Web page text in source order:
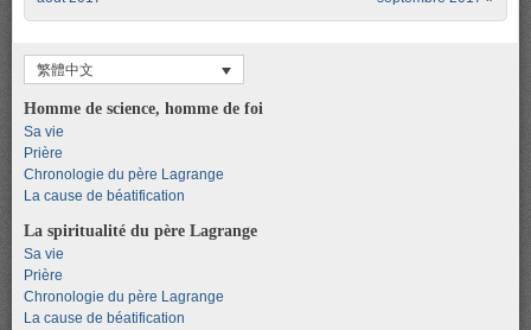
繁體中文
Homme de science, homme de foi
Sa vie
Prière
Chronologie du père Lagrange
La cause de béatification
La spiritualité du père Lagrange
Sa vie
Prière
Chronologie du père Lagrange
La cause de béatification